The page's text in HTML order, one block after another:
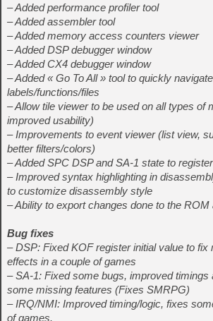
– Added performance profiler tool
– Added assembler tool
– Added memory access counters viewer
– Added DSP debugger window
– Added CX4 debugger window
– Added « Go To All » tool to quickly
labels/functions/files
– Allow tile viewer to be used on all types of
improved usability)
– Improvements to event viewer (list view,
better filters/colors)
– Added SPC DSP and SA-1 state to
– Improved syntax highlighting in
to customize disassembly style
– Ability to export changes done to the
Bug fixes
– DSP: Fixed KOF register initial value to fix
effects in a couple of games
– SA-1: Fixed some bugs, improved timings
some missing features (Fixes SMRPG)
– IRQ/NMI: Improved timing/logic, fixes
of games.